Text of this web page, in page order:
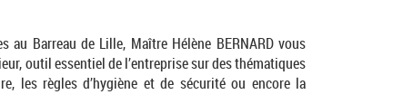
Barreau de Lille, Maître Hélène BERNARD vous
outil essentiel de l’entreprise sur des thématiques
les règles d’hygiène et de sécurité ou encore la